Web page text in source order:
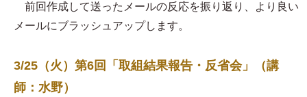
前回作成して送ったメールの反応を振り返り、より良い
メールにブラッシュアップします。
3/25（火）第6回「取組結果報告・反省会」（講
師：水野）